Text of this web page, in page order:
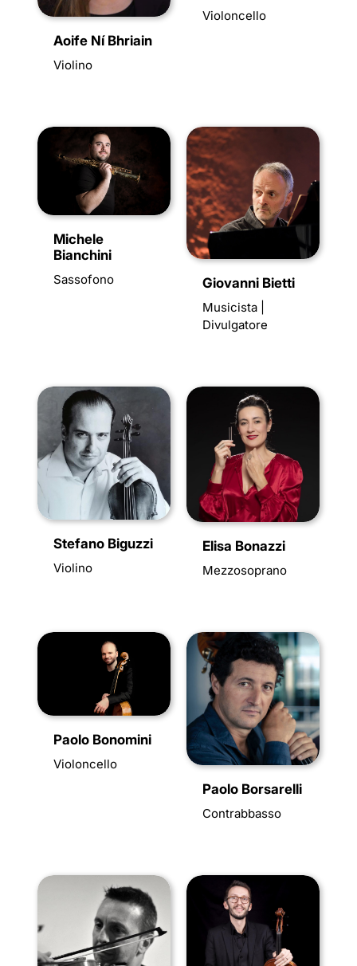
Aoife Ní Bhriain
Violino
Violoncello
Michele
Bianchini
Sassofono Giovanni Bietti
Musicista |
Divulgatore
Stefano Biguzzi
Violino
Elisa Bonazzi
Mezzosoprano
Paolo Bonomini
Violoncello
Paolo Borsarelli
Contrabbasso